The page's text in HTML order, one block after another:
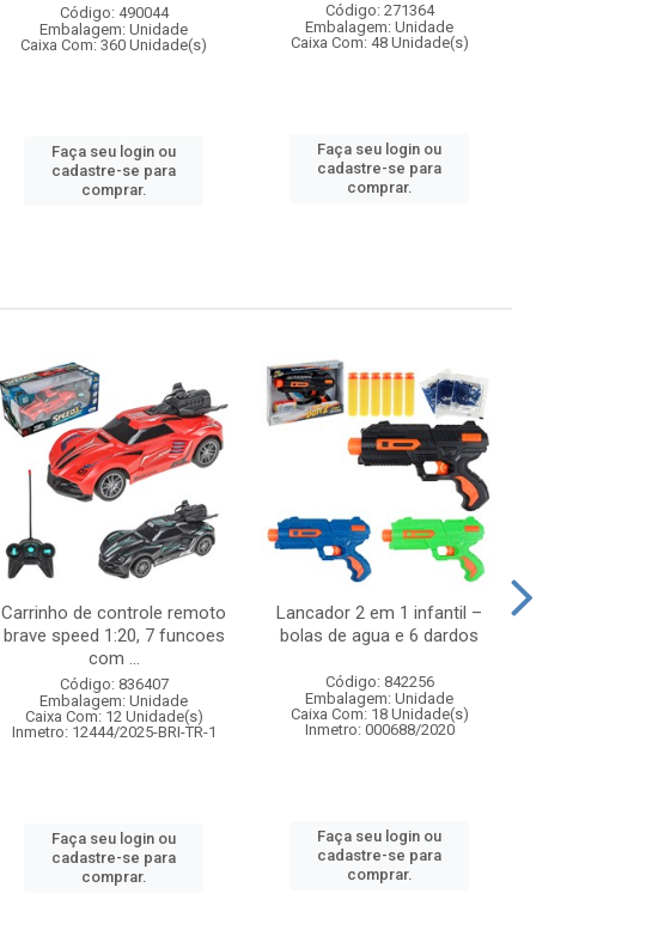
Código: 490044
Embalagem: Unidade
Caixa Com: 360 Unidade(s)
Faça seu login ou
cadastre-se para
comprar.
Código: 271364
Embalagem: Unidade
Caixa Com: 48 Unidade(s)
Faça seu login ou
cadastre-se para
comprar.
Carrinho de controle remoto
brave speed 1:20, 7 funcoes
com ...
Código: 836407
Embalagem: Unidade
Caixa Com: 12 Unidade(s)
Inmetro: 12444/2025-BRI-TR-1
Faça seu login ou
cadastre-se para
comprar.
Lancador 2 em 1 infantil –
bolas de agua e 6 dardos
Código: 842256
Embalagem: Unidade
Caixa Com: 18 Unidade(s)
Inmetro: 000688/2020
Faça seu login ou
cadastre-se para
comprar.